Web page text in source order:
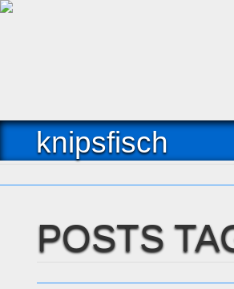
knipsfisch
POSTS